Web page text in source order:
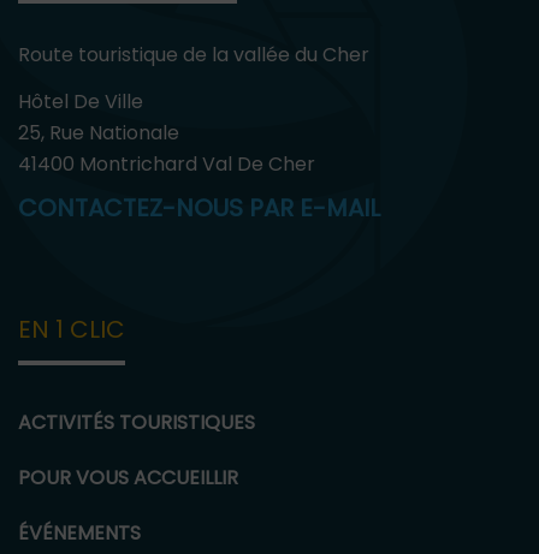
Route touristique de la vallée du Cher
Hôtel De Ville
25, Rue Nationale
41400 Montrichard Val De Cher
CONTACTEZ-NOUS PAR E-MAIL
EN 1 CLIC
ACTIVITÉS TOURISTIQUES
POUR VOUS ACCUEILLIR
ÉVÉNEMENTS